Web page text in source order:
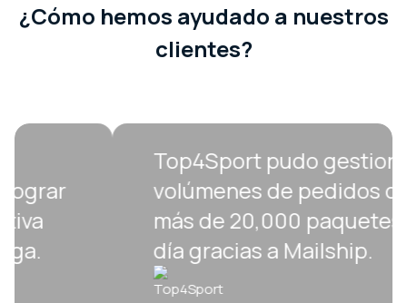
¿Cómo hemos ayudado a nuestros
clientes?
Top4Sport pudo gestionar
volúmenes de pedidos de
más de 20,000 paquetes al
día gracias a Mailship.